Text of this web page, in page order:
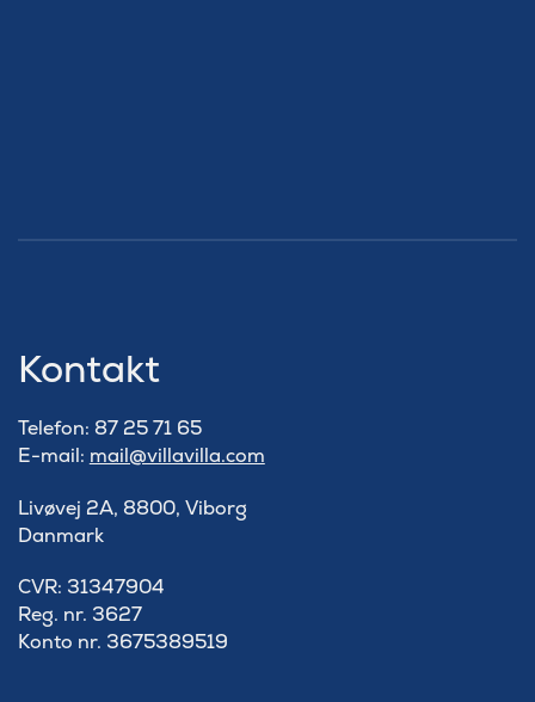
Kontakt
Telefon: 87 25 71 65
E-mail: mail@villavilla.com
Livøvej 2A, 8800, Viborg
Danmark
​CVR: 31347904
Reg. nr. 3627
Konto nr. 3675389519